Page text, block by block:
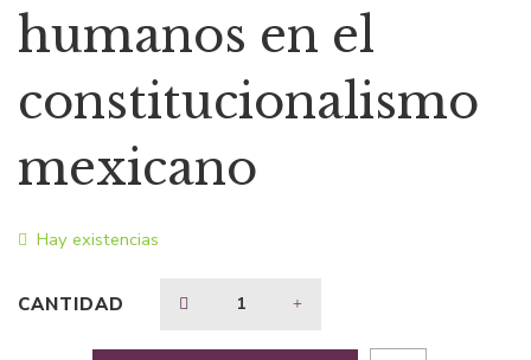
era:
$33,12.
es:
$21,53.
humanos en el
constitucionalismo
mexicano
Hay existencias
CANTIDAD